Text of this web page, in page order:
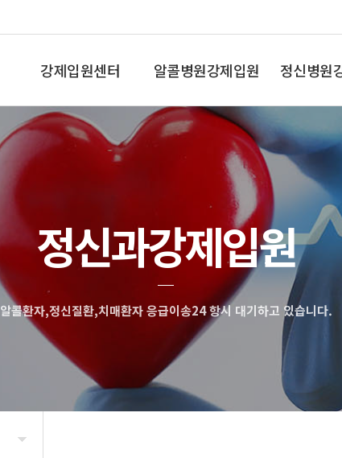
강제입원센터
인사말
알콜병원강제입원
알콜중독
정신병원
조현병,망상
정신과강제입원
알콜환자,정신질환,치매환자 응급이송24 항시 대기하고 있습니다.